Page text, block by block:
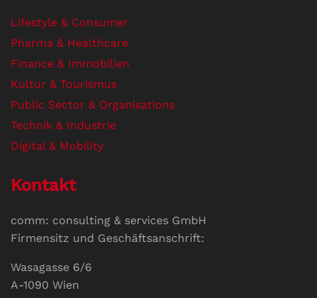
Lifestyle & Consumer
Pharma & Healthcare
Finance & Immobilien
Kultur & Tourismus
Public Sector & Organisations
Technik & Industrie
Digital & Mobility
Kontakt
comm: consulting & services GmbH
Firmensitz und Geschäftsanschrift:
Wasagasse 6/6
A-1090 Wien